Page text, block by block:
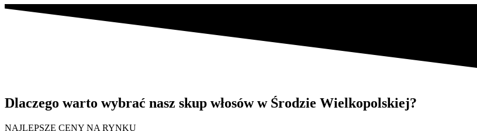
Dlaczego warto wybrać nasz skup włosów w Środzie Wielkopolskiej?
NAJLEPSZE CENY NA RYNKU